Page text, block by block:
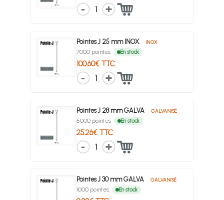
1
Pointes J 25 mm INOX INOX
7000 pointes En stock
100.60€ TTC
1
Pointes J 28 mm GALVA GALVANISÉ
5000 pointes En stock
25.26€ TTC
1
Pointes J 30 mm GALVA GALVANISÉ
1000 pointes En stock